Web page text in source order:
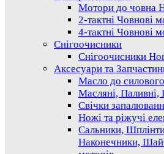
Мотори до човна
2-тактні Човнові
4-тактні Човнові
Снігоочисники
Снігоочисники
Аксесуари та
Масло до
Масляні, Паливні,
Свічки
Ножі та ріжучі
Сальники,
Наконечники,